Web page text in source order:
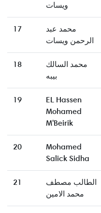
ويسات
17
محمد عبد
الرحمن ويسات
18
محمد السالك
بيبه
19
EL Hassen
Mohamed
M'Beirik
20
Mohamed
Salick Sidha
21
الطالب مصطف
محمد الامين